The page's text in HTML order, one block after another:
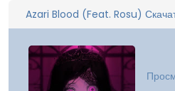
Azari Blood (Feat. Rosu)